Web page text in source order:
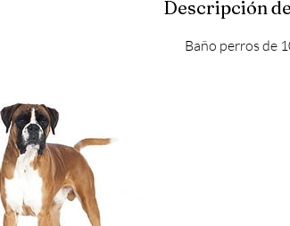
Descripción
Baño perros de